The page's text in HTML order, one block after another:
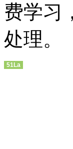
费学习
处理。
51La